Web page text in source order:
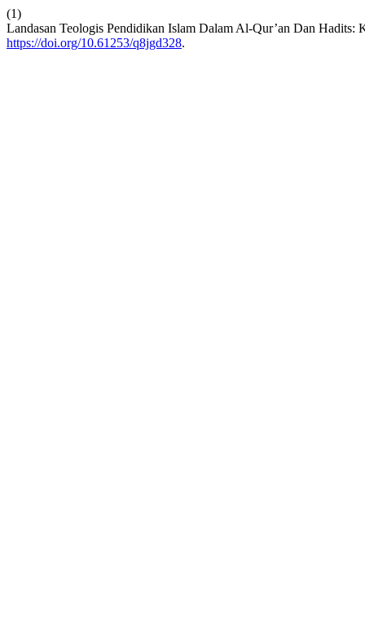
(1)
Landasan Teologis Pendidikan Islam Dalam Al-Qur’an Dan
https://doi.org/10.61253/q8jgd328.